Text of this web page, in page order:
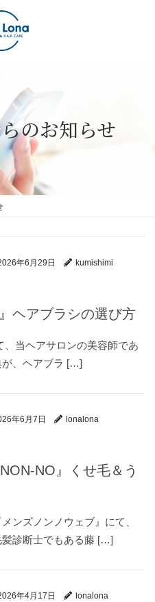
のお知らせ
年6月29日 kumishimi
ヘアブラシの選び方
当ヘアサロンの美容師であ
が、ヘアブラ […]
年6月7日 lonalona
NO』くせ毛＆う
ンズノンノウェブ』にて、
髪診断士でもある藤 […]
年4月17日 lonalona